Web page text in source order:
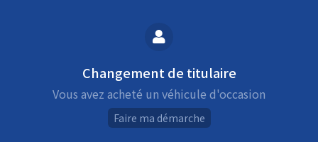
Changement de titulaire
Vous avez acheté un véhicule d'occasion
Faire ma démarche